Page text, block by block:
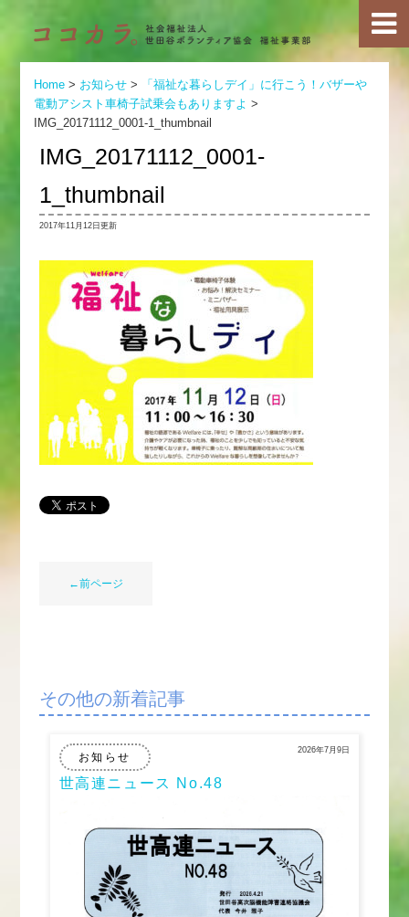
Home > お知らせ >
「福祉な暮らしデイ」に行こう！バザーや
電動アシスト車椅子試乗会もありますよ >
IMG_20171112_0001-1_thumbnail
IMG_20171112_0001-
1_thumbnail
2017年11月12日更新
←前ページ
その他の新着記事
お知らせ
2026年7月9日
世高連ニュース No.48